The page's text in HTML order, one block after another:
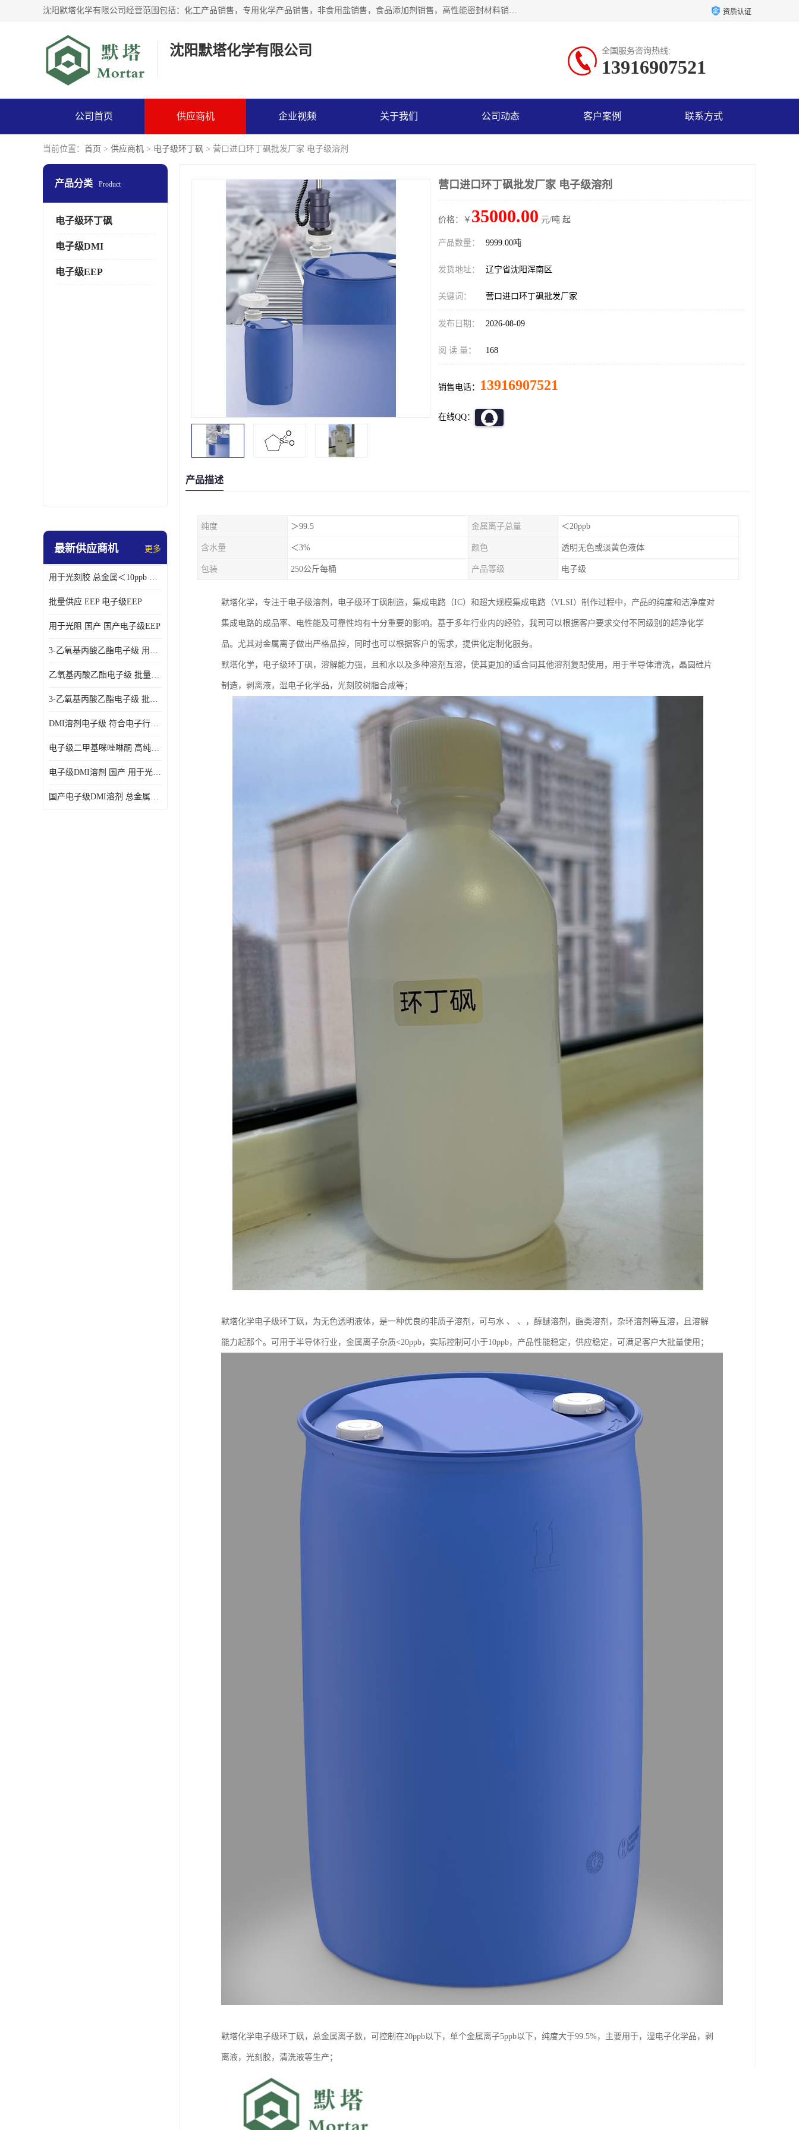
沈阳默塔化学有限公司经营范围包括：化工产品销售，专用化学产品销售，非食用盐销售，食品添加剂销售，高性能密封材料销售，涂料销售，合成材料销售，工程塑料及合成树脂销售等；主要产品有高纯电子级环丁砜，总金属离子可控制在ppb级别、纯度高、颜色浅、耐高温分解时间长，特别适合于半导体制造，硅片晶圆制造，清洗湿电子化学品，锂电池电解液，电子油墨，特种材料等高端行业；也适用于医药合成。 资质认证
沈阳默塔化学有限公司 全国服务咨询热线:
13916907521
公司首页 供应商机 企业视频 关于我们 公司动态 客户案例 联系方式
当前位置： 首页 > 供应商机 > 电子级环丁砜 > 营口进口环丁砜批发厂家 电子级溶剂
产品分类 Product
电子级环丁砜
电子级DMI
电子级EEP
最新供应商机 更多
用于光刻胶 总金属＜10ppb 电子级EEP溶剂
批量供应 EEP 电子级EEP
用于光阻 国产 国产电子级EEP
3-乙氧基丙酸乙酯电子级 用于剥离液 国产
乙氧基丙酸乙酯电子级 批量供应 电子级
3-乙氧基丙酸乙酯电子级 批量供应
DMI溶剂电子级 符合电子行业要求
电子级二甲基咪唑啉酮 高纯度 用于光阻
电子级DMI溶剂 国产 用于光刻胶
国产电子级DMI溶剂 总金属小于20ppb 用于半导体清洗
营口进口环丁砜批发厂家 电子级溶剂
价格：￥ 35000.00 元/吨 起
产品数量： 9999.00吨
发货地址： 辽宁省沈阳浑南区
关键词： 营口进口环丁砜批发厂家
发布日期： 2026-08-09
阅 读 量： 168
销售电话： 13916907521
在线QQ：
产品描述
纯度 ＞99.5 金属离子总量 ＜20ppb
含水量 ＜3% 颜色 透明无色或淡黄色液体
包装 250公斤每桶 产品等级 电子级
默塔化学，专注于电子级溶剂，电子级环丁砜制造，集成电路（IC）和超大规模集成电路（VLSI）制作过程中，产品的纯度和洁净度对
集成电路的成品率、电性能及可靠性均有十分重要的影响。基于多年行业内的经验，我司可以根据客户要求交付不同级别的超净化学
品。尤其对金属离子做出严格品控，同时也可以根据客户的需求，提供化定制化服务。
默塔化学，电子级环丁砜，溶解能力强，且和水以及多种溶剂互溶，使其更加的适合同其他溶剂复配使用，用于半导体清洗，晶圆硅片
制造，剥离液，湿电子化学品，光刻胶树脂合成等；
默塔化学电子级环丁砜，为无色透明液体，是一种优良的非质子溶剂，可与水 、 、，醇醚溶剂，酯类溶剂，杂环溶剂等互溶，且溶解
能力起那个。可用于半导体行业，金属离子杂质<20ppb，实际控制可小于10ppb，产品性能稳定，供应稳定，可满足客户大批量使用；
默塔化学电子级环丁砜，总金属离子数，可控制在20ppb以下，单个金属离子5ppb以下，纯度大于99.5%，主要用于，湿电子化学品，剥
离液，光刻胶，清洗液等生产；